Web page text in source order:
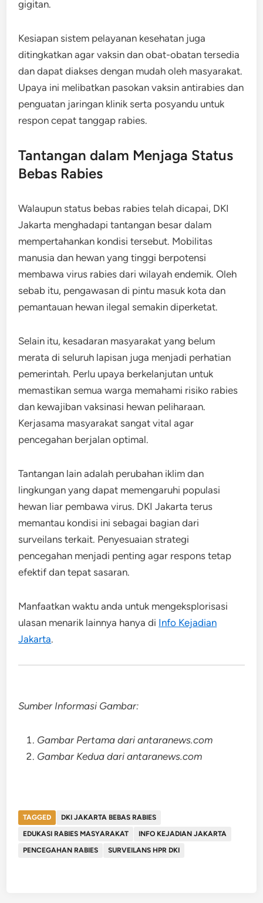
gigitan.
Kesiapan sistem pelayanan kesehatan juga
ditingkatkan agar vaksin dan obat-obatan tersedia
dan dapat diakses dengan mudah oleh masyarakat.
Upaya ini melibatkan pasokan vaksin antirabies dan
penguatan jaringan klinik serta posyandu untuk
respon cepat tanggap rabies.
Tantangan dalam Menjaga Status
Bebas Rabies
Walaupun status bebas rabies telah dicapai, DKI
Jakarta menghadapi tantangan besar dalam
mempertahankan kondisi tersebut. Mobilitas
manusia dan hewan yang tinggi berpotensi
membawa virus rabies dari wilayah endemik. Oleh
sebab itu, pengawasan di pintu masuk kota dan
pemantauan hewan ilegal semakin diperketat.
Selain itu, kesadaran masyarakat yang belum
merata di seluruh lapisan juga menjadi perhatian
pemerintah. Perlu upaya berkelanjutan untuk
memastikan semua warga memahami risiko rabies
dan kewajiban vaksinasi hewan peliharaan.
Kerjasama masyarakat sangat vital agar
pencegahan berjalan optimal.
Tantangan lain adalah perubahan iklim dan
lingkungan yang dapat memengaruhi populasi
hewan liar pembawa virus. DKI Jakarta terus
memantau kondisi ini sebagai bagian dari
surveilans terkait. Penyesuaian strategi
pencegahan menjadi penting agar respons tetap
efektif dan tepat sasaran.
Manfaatkan waktu anda untuk mengeksplorisasi
ulasan menarik lainnya hanya di Info Kejadian
Jakarta.
Sumber Informasi Gambar:
Gambar Pertama dari antaranews.com
Gambar Kedua dari antaranews.com
TAGGED
DKI JAKARTA BEBAS RABIES
EDUKASI RABIES MASYARAKAT
INFO KEJADIAN JAKARTA
PENCEGAHAN RABIES
SURVEILANS HPR DKI